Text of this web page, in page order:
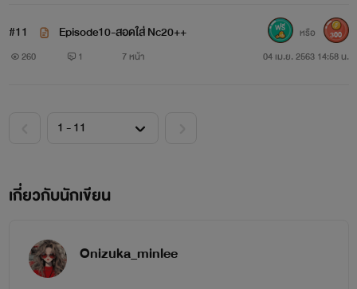
#11 Episode10-สอดใส่ Nc20++
260 1 7 หน้า 04 เม.ย. 2563 14:58 น.
หรือ 300
เกี่ยวกับนักเขียน
Onizuka_minlee